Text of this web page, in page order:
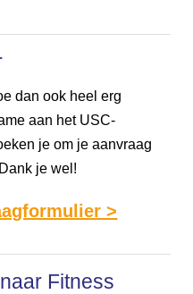
dan ook heel erg
aan het USC-
je om je aanvraag
je wel!
>
Fitness